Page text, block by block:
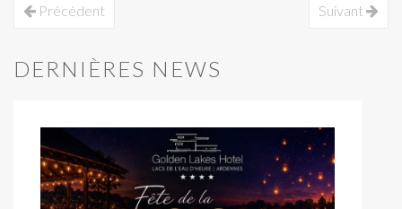
Précédent Suivant
DERNIÈRES NEWS